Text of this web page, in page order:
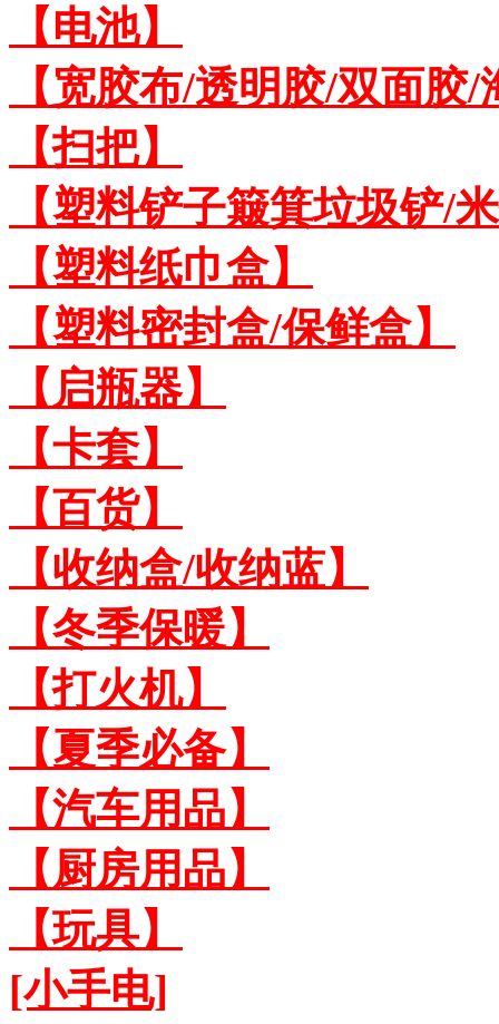
【电池】
【宽胶布/透明胶/双面胶
【扫把】
【塑料铲子簸箕垃圾铲/
【塑料纸巾盒】
【塑料密封盒/保鲜盒】
【启瓶器】
【卡套】
【百货】
【收纳盒/收纳蓝】
【冬季保暖】
【打火机】
【夏季必备】
【汽车用品】
【厨房用品】
【玩具】
[小手电]